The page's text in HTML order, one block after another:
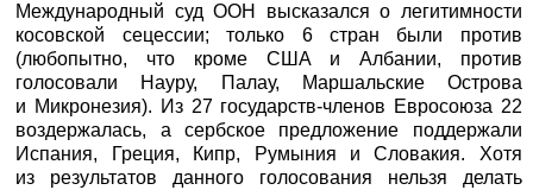
Международный суд ООН высказался о легитимности
косовской сецессии; только 6 стран были против
(любопытно, что кроме США и Албании, против
голосовали Науру, Палау, Маршальские Острова
и Микронезия). Из 27 государств-членов Евросоюза 22
воздержалась, а сербское предложение поддержали
Испания, Греция, Кипр, Румыния и Словакия. Хотя
из результатов данного голосования нельзя делать